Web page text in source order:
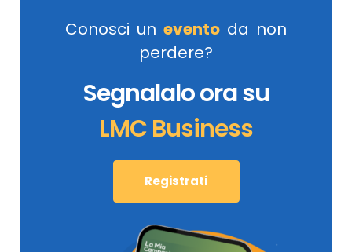
Conosci un evento da non
perdere?
Segnalalo ora su
LMC Business
Registrati